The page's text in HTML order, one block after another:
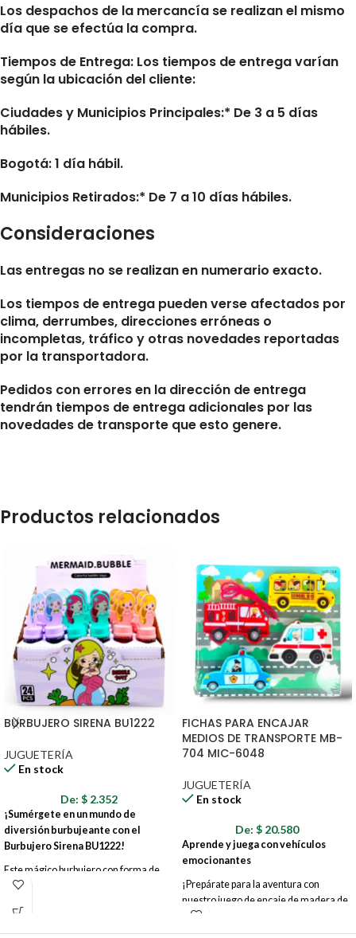
Los despachos de la mercancía se realizan el mismo
día que se efectúa la compra.
Tiempos de Entrega: Los tiempos de entrega varían
según la ubicación del cliente:
Ciudades y Municipios Principales:* De 3 a 5 días
hábiles.
Bogotá: 1 día hábil.
Municipios Retirados:* De 7 a 10 días hábiles.
Consideraciones
Las entregas no se realizan en numerario exacto.
Los tiempos de entrega pueden verse afectados por
clima, derrumbes, direcciones erróneas o
incompletas, tráfico y otras novedades reportadas
por la transportadora.
Pedidos con errores en la dirección de entrega
tendrán tiempos de entrega adicionales por las
novedades de transporte que esto genere.
Productos relacionados
BURBUJERO SIRENA BU1222
JUGUETERÍA
En stock
De: $ 2.352
¡Sumérgete en un mundo de
diversión burbujeante con el
Burbujero Sirena BU1222!
Este mágico burbujero con forma de
sirena es el juguete perfecto para
inolvidables al aire libre. Con su diseño
FICHAS PARA ENCAJAR
MEDIOS DE TRANSPORTE MB-
704 MIC-6048
JUGUETERÍA
En stock
De: $ 20.580
Aprende y juega con vehículos
emocionantes
¡Prepárate para la aventura con
nuestro juego de encaje de madera de
medios de transporte! Diseñado para
pequeñas manos y grandes